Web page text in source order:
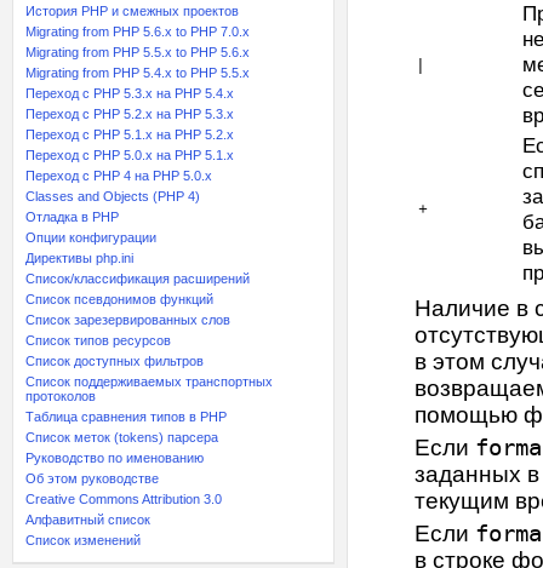
История PHP и смежных проектов
Migrating from PHP 5.6.x to PHP 7.0.x
Migrating from PHP 5.5.x to PHP 5.6.x
Migrating from PHP 5.4.x to PHP 5.5.x
Переход с PHP 5.3.x на PHP 5.4.x
Переход c PHP 5.2.x на PHP 5.3.x
Переход с PHP 5.1.x на PHP 5.2.x
Переход с PHP 5.0.x на PHP 5.1.x
Переход с PHP 4 на PHP 5.0.x
Classes and Objects (PHP 4)
Отладка в PHP
Опции конфигурации
Директивы php.ini
Список/классификация расширений
Список псевдонимов функций
Список зарезервированных слов
Список типов ресурсов
Список доступных фильтров
Список поддерживаемых транспортных
протоколов
Таблица сравнения типов в PHP
Список меток (tokens) парсера
Руководство по именованию
Об этом руководстве
Creative Commons Attribution 3.0
Алфавитный список
Список изменений
+
Наличие в
в этом
помощью
Если
заданных в
текущим
Если
в строке